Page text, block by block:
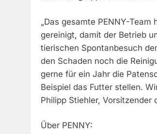
„Das gesamte PENNY-
gereinigt, damit der Betrieb
tierischen Spontanbesuch
den Schaden noch die
gerne für ein Jahr die
Beispiel das Futter stellen.
Philipp Stiehler, Vorsitzender
Über PENNY: